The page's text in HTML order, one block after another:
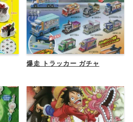
爆走 トラッカー ガチャ